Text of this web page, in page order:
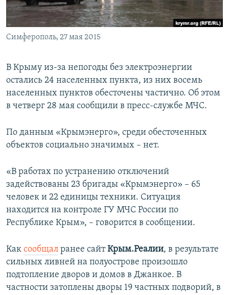
КРЫМ.НЕПОКОРЕННЫЙ
УКРАИНСКАЯ ПРОБЛЕМА КРЫМА
Симферополь, 27 мая 2015
В Крыму из-за непогоды без электроэнергии
остались 24 населенных пункта, из них восемь
населенных пунктов обесточены частично. Об этом
в четверг 28 мая сообщили в пресс-службе МЧС.
По данным «Крымэнерго», среди обесточенных
объектов социально значимых – нет.
«В работах по устранению отключений
задействованы 23 бригады «Крымэнерго» – 65
человек и 22 единицы техники. Ситуация
находится на контроле ГУ МЧС России по
Республике Крым», – говорится в сообщении.
Как сообщал ранее сайтКрым.Реалии, в результате
сильных ливней на полуострове произошло
подтопление дворов и домов в Джанкое. В
частности затоплены дворы 19 частных подворий, в